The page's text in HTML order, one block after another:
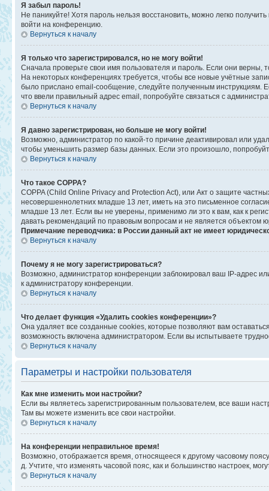
Я забыл пароль!
Не паникуйте! Хотя пароль нельзя восстановить, можно легко
войти на конференцию.
Вернуться к началу
Я только что зарегистрировался, но не могу войти!
Сначала проверьте свои имя пользователя и пароль. Если они верны,
На некоторых конференциях требуется, чтобы все новые учётные
было прислано email-сообщение, следуйте полученным инструкциям.
что ввели правильный адрес email, попробуйте связаться с
Вернуться к началу
Я давно зарегистрирован, но больше не могу войти!
Возможно, администратор по какой-то причине деактивировал или
чтобы уменьшить размер базы данных. Если это произошло,
Вернуться к началу
Что такое COPPA?
COPPA (Child Online Privacy and Protection Act), или Акт о защите
несовершеннолетних младше 13 лет, иметь на это письменное
младше 13 лет. Если вы не уверены, применимо ли это к вам, как к
давать рекомендаций по правовым вопросам и не является объектом
Примечание переводчика: в России данный акт не имеет
Вернуться к началу
Почему я не могу зарегистрироваться?
Возможно, администратор конференции заблокировал ваш IP-адрес
к администратору конференции.
Вернуться к началу
Что делает функция «Удалить cookies конференции»?
Она удаляет все созданные cookies, которые позволяют вам
возможность включена администратором. Если вы испытываете
Вернуться к началу
Параметры и настройки пользователя
Как мне изменить мои настройки?
Если вы являетесь зарегистрированным пользователем, все ваши
Там вы можете изменить все свои настройки.
Вернуться к началу
На конференции неправильное время!
Возможно, отображается время, относящееся к другому часовому
д. Учтите, что изменять часовой пояс, как и большинство настроек,
Вернуться к началу